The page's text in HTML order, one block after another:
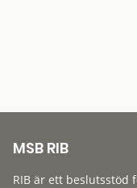
MSB RIB
RIB är ett beslutsstöd